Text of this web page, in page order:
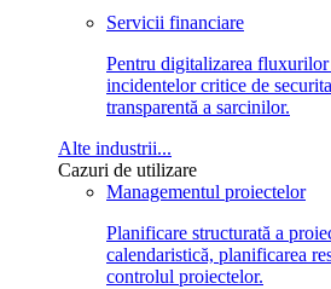
Servicii financiare
Pentru digitalizarea
incidentelor critice de
transparentă a sarcinilor.
Alte industrii...
Cazuri de utilizare
Managementul proiectelor
Planificare structurată a
calendaristică, planificarea
controlul proiectelor.